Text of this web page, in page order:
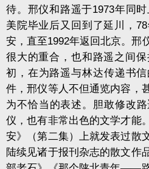
待。邢仪和路遥于1973年同时
美院毕业后又回到了延川， 78
安，直至1992年返回北京。邢
很大的重合，也和路遥之间
初，在为路遥与林达传递书
件，邢仪等人不但通览内容，
为不恰当的表述。胆敢修改
仪，也有非常出色的文学才能
安》（第二集）上就发表过散
陆续见诸于报刊杂志的散文作